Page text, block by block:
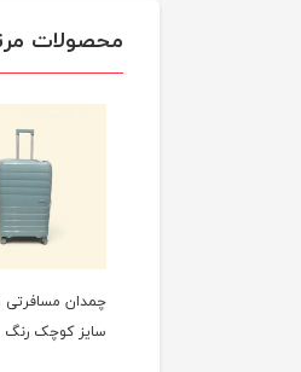
محصولات
چمدان مسافرتی
سایز کوچک رنگ